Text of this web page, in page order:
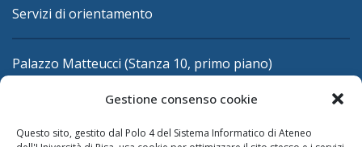
Gestione consenso cookie
Questo sito, gestito dal Polo 4 del Sistema Informatico di Ateneo
Servizi di orientamento
Palazzo Matteucci (Stanza 10, primo piano)